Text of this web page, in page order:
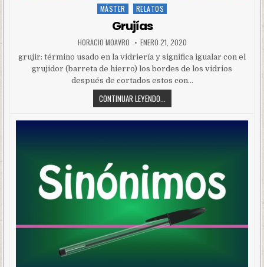
Posted
MÁSTER RELATOS
Grujías
HORACIO MOAVRO ENERO 21, 2020
grujir: término usado en la vidriería y significa igualar con el
grujidor (barreta de hierro) los bordes de los vidrios
después de cortados estos con…
CONTINUAR LEYENDO...